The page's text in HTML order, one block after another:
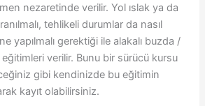
nezaretinde verilir. Yol ıslak ya da
tehlikeli durumlar da nasıl
yapılmalı gerektiği ile alakalı buzda /
verilir. Bunu bir sürücü kursu
gibi kendinizde bu eğitimin
kayıt olabilirsiniz.